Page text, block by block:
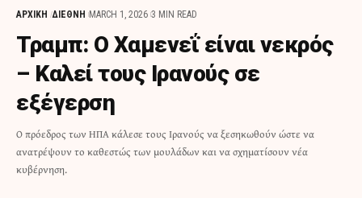
ΑΡΧΙΚΗ ΔΙΕΘΝΗ MARCH 1, 2026 3 MIN READ
Τραμπ: Ο Χαμενεΐ είναι νεκρός
– Καλεί τους Ιρανούς σε
εξέγερση
Ο πρόεδρος των ΗΠΑ κάλεσε τους Ιρανούς να ξεσηκωθούν ώστε να
ανατρέψουν το καθεστώς των μουλάδων και να σχηματίσουν νέα
κυβέρνηση.